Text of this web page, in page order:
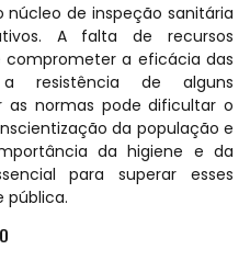
núcleo de inspeção sanitária
A falta de recursos
comprometer a eficácia das
resistência de alguns
as normas pode dificultar o
da população e
da higiene e da
para superar esses
pública.